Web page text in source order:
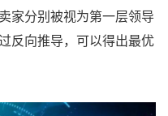
家分别被视为第一层领导
反向推导，可以得出最优